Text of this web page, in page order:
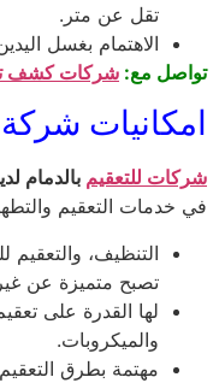
تقل عن متر.
الاهتمام بغسل
تواصل مع: شركات كشف
امكانيات
شركات للتعقيم بالدمام
في خدمات التعقيم
التنظيف، والتعقيم
تصبح متميزة عن
لها القدرة على
والميكروبات.
مهتمة بطرق